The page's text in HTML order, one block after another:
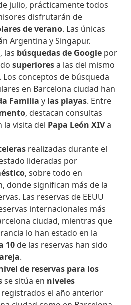
julio, prácticamente todos
disfrutarán de
de verano. Las únicas
Argentina y Singapur.
las búsquedas de Google por
superioresa las del mismo
Los conceptos de búsqueda
en Barcelona ciudad han
Familiay las playas. Entre
, destacan consultas
la visita del Papa León XIVa
realizadas durante el
lideradas por
, sobre todo en
donde significan más de la
Las reservas de EEUU
internacionales más
ciudad, mientras que
lo han estado en la
10 de las reservas han sido
.
de reservas para los
se sitúa en niveles
registrados el año anterior